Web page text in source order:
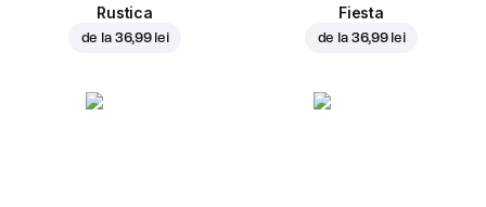
Rustica
de la 36,99 lei
Fiesta
de la 36,99 lei